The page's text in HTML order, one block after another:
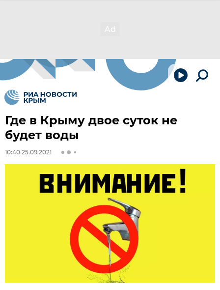
Где в Крыму двое суток не
будет воды
10:40 25.09.2021